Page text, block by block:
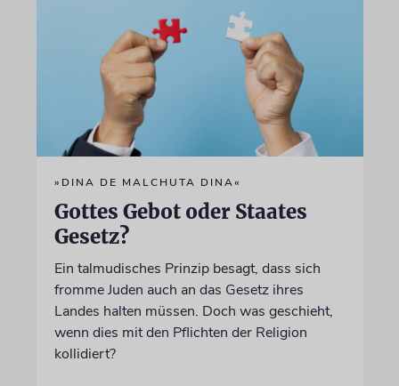
»DINA DE MALCHUTA DINA«
Gottes Gebot oder Staates
Gesetz?
Ein talmudisches Prinzip besagt, dass sich
fromme Juden auch an das Gesetz ihres
Landes halten müssen. Doch was geschieht,
wenn dies mit den Pflichten der Religion
kollidiert?